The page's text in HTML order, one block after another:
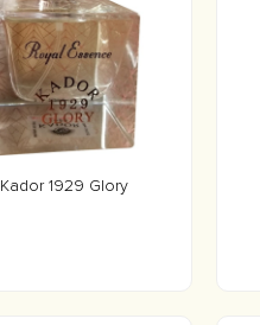
Kador 1929 Glory